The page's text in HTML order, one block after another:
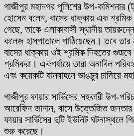
গাজীপুর মহানগর পুলিশের উপ-কমিশনার
হোসেন বলেন, বাসের ধাক্কায় এক
গেছে, তাকে এলাকাবাসী স্থানীয়
কলেজ হাসপাতালে পাঠিয়েছেন। তবে তার
বাসের ধাক্কায় ওই শ্রমিক নিহতের
শ্রমিকরা। একপর্যায়ে তারা অনাবিল
এবং কয়েকটি যানবাহনে ভাঙচুর চালিয়ে
গাজীপুর ফায়ার সার্ভিসের সহকারী উপ-
আরেফিন জানান, বাসে উত্তেজিত
ফায়ার সার্ভিসের দুটি ইউনিট ঘটনাস্থলে
শুরু করেছে।